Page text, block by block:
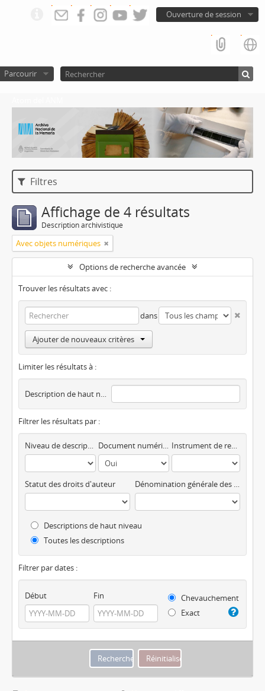
Ouverture de session
Parcourir
Filtres
Affichage de 4 résultats
Description archivistique
Avec objets numériques
Options de recherche avancée
Trouver les résultats avec :
dans
Ajouter de nouveaux critères
Limiter les résultats à :
Description de haut niveau
Filtrer les résultats par :
Niveau de description Document numérique disponible Instrument de recherche
Statut des droits d'auteur Dénomination générale des documents
Descriptions de haut niveau
Toutes les descriptions
Filtrer par dates :
Début Fin
Chevauchement
Exact